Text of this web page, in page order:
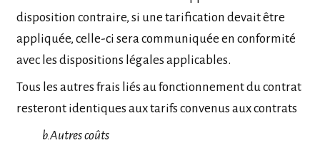
disposition contraire, si une tarification devait être
appliquée, celle-ci sera communiquée en conformité
avec les dispositions légales applicables.
Tous les autres frais liés au fonctionnement du contrat
resteront identiques aux tarifs convenus aux contrats
b.Autres coûts